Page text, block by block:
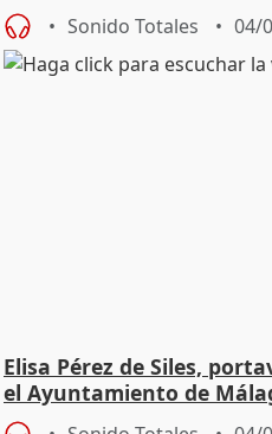
Sonido Totales 04/
Elisa Pérez de Siles,
el Ayuntamiento de